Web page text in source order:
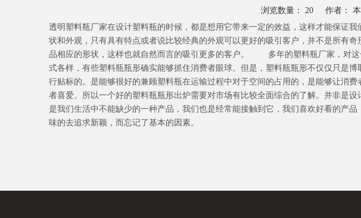
浏览数量： 20 作者： 本
透明 塑料瓶厂家在设计塑料瓶的时候，都是想用它带来一定的效益，这样才能保证
状和外观，只有具有特点或者说比较经典的外观可以更好的吸引客户，并不是所有
品相应的形状，这样也就自然而言的吸引更多的客户。 多年的塑料瓶厂家，对这
式各样，有些塑料瓶瓶形确实能够抓住消费者眼球。但是，塑料瓶瓶形不仅仅只是
行贴标的。是能够很好的兼顾塑料瓶在运输过程中对于空间的占用的，是能够让消
者喜爱。所以一个好的塑料瓶瓶形出炉需要对市场有比较全面综合的了解。并非
是我们生活中不能缺少的一种产品，我们也是经常能接触到它，我们喜欢好看的产
味的去追求新颖，而忘记了基本的因素。